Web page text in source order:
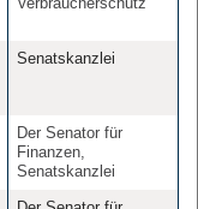
Senatskanzlei
Der Senator für
Finanzen,
Senatskanzlei